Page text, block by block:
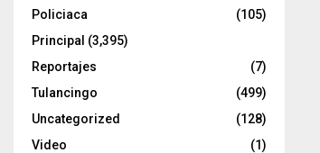
Policiaca
(105)
Principal (3,395)
Reportajes
(7)
Tulancingo
(499)
Uncategorized
(128)
Video
(1)